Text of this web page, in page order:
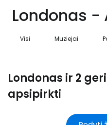
Londonas
Visi Muziejai
Londonas ir 2
apsipirkti
... pasaulinė kelionių
Tęsti
Tęsti